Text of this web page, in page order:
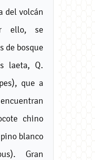
del volcán
ello, se
de bosque
laeta, Q.
que a
chino
blanco
Gran